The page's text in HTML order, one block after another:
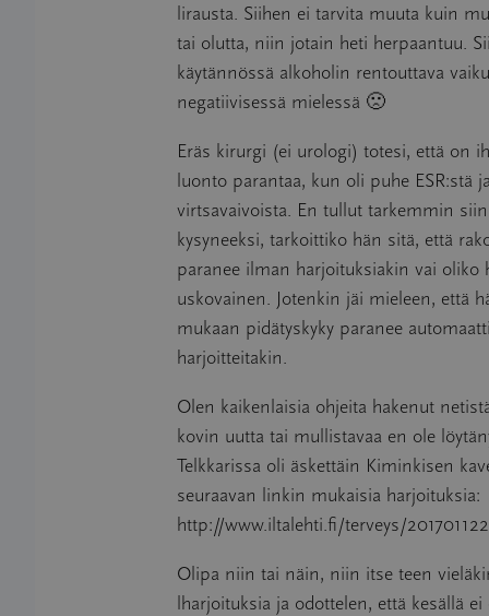
lirausta. Siihen ei tarvita muuta kuin
tai olutta, niin jotain heti herpaantuu.
käytännössä alkoholin rentouttava
negatiivisessä mielessä 🙁
Eräs kirurgi (ei urologi) totesi, että on
luonto parantaa, kun oli puhe ESR:stä
virtsavaivoista. En tullut tarkemmin
kysyneeksi, tarkoittiko hän sitä, että
paranee ilman harjoituksiakin vai oliko
uskovainen. Jotenkin jäi mieleen, että
mukaan pidätyskyky paranee
harjoitteitakin.
Olen kaikenlaisia ohjeita hakenut
kovin uutta tai mullistavaa en ole
Telkkarissa oli äskettäin Kiminkisen
seuraavan linkin mukaisia harjoituksia:
http://www.iltalehti.fi/terveys/
Olipa niin tai näin, niin itse teen
lharjoituksia ja odottelen, että kesällä